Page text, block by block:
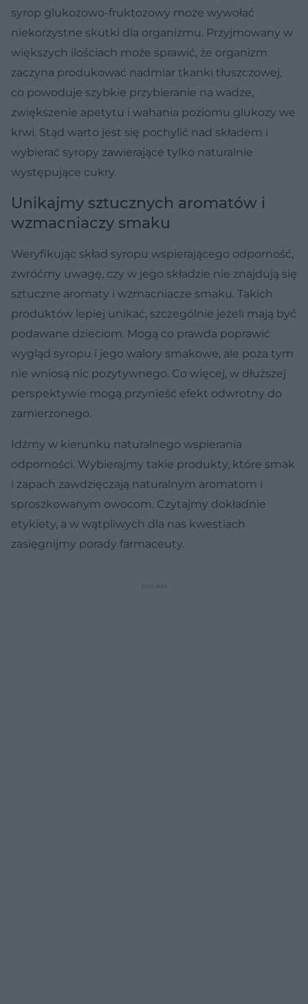
syrop glukozowo-fruktozowy może wywołać
niekorzystne skutki dla organizmu. Przyjmowany w
większych ilościach może sprawić, że organizm
zaczyna produkować nadmiar tkanki tłuszczowej,
co powoduje szybkie przybieranie na wadze,
zwiększenie apetytu i wahania poziomu glukozy we
krwi. Stąd warto jest się pochylić nad składem i
wybierać syropy zawierające tylko naturalnie
występujące cukry.
Unikajmy sztucznych aromatów i
wzmacniaczy smaku
Weryfikując skład syropu wspierającego odporność,
zwróćmy uwagę, czy w jego składzie nie znajdują się
sztuczne aromaty i wzmacniacze smaku. Takich
produktów lepiej unikać, szczególnie jeżeli mają być
podawane dzieciom. Mogą co prawda poprawić
wygląd syropu i jego walory smakowe, ale poza tym
nie wniosą nic pozytywnego. Co więcej, w dłuższej
perspektywie mogą przynieść efekt odwrotny do
zamierzonego.
Idźmy w kierunku naturalnego wspierania
odporności. Wybierajmy takie produkty, które smak
i zapach zawdzięczają naturalnym aromatom i
sproszkowanym owocom. Czytajmy dokładnie
etykiety, a w wątpliwych dla nas kwestiach
zasięgnijmy porady farmaceuty.